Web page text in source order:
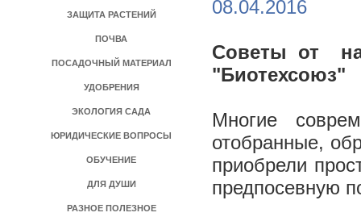
ЗАЩИТА РАСТЕНИЙ
ПОЧВА
ПОСАДОЧНЫЙ МАТЕРИАЛ
УДОБРЕНИЯ
ЭКОЛОГИЯ САДА
ЮРИДИЧЕСКИЕ ВОПРОСЫ
ОБУЧЕНИЕ
ДЛЯ ДУШИ
РАЗНОЕ ПОЛЕЗНОЕ
08.04.2016
Советы от
"Биотехсоюз"
Многие
отобранные,
приобрели
предпосевную